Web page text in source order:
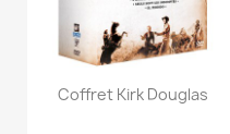
Coffret Kirk Douglas